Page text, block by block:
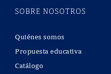
SOBRE NOSOTROS
Quiénes somos
Propuesta educativa
Catálogo